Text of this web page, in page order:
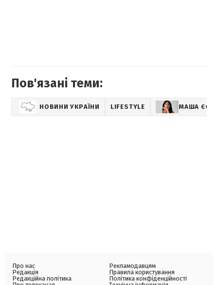
Пов'язані теми:
НОВИНИ УКРАЇНИ LIFESTYLE МАША
Про нас
Редакція
Редакційна політика
Рекламодавцям
Правила користування
Політика конфіденційності